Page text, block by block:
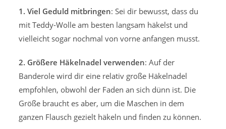
1. Viel Geduld mitbringen: Sei dir bewusst, dass du
mit Teddy-Wolle am besten langsam häkelst und
vielleicht sogar nochmal von vorne anfangen musst.
2. Größere Häkelnadel verwenden: Auf der
Banderole wird dir eine relativ große Häkelnadel
empfohlen, obwohl der Faden an sich dünn ist. Die
Größe braucht es aber, um die Maschen in dem
ganzen Flausch gezielt häkeln und finden zu können.